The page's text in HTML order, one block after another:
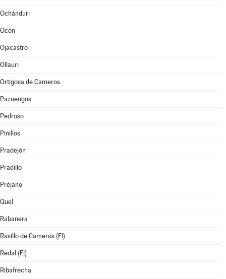
Ochánduri
Ocón
Ojacastro
Ollauri
Ortigosa de Cameros
Pazuengos
Pedroso
Pinillos
Pradejón
Pradillo
Préjano
Quel
Rabanera
Rasillo de Cameros (El)
Redal (El)
Ribafrecha